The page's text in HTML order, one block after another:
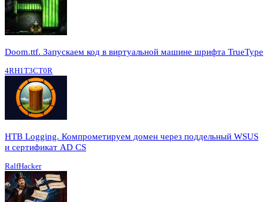
Doom.ttf. Запускаем код в виртуальной машине шрифта TrueType
4RH1T3CT0R
HTB Logging. Компрометируем домен через поддельный WSUS
и сертификат AD CS
RalfHacker